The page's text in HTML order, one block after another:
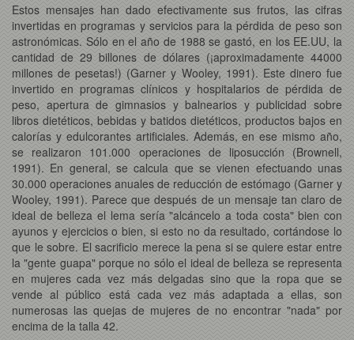
Estos mensajes han dado efectivamente sus frutos, las cifras
invertidas en programas y servicios para la pérdida de peso son
astronómicas. Sólo en el año de 1988 se gastó, en los EE.UU, la
cantidad de 29 billones de dólares (¡aproximadamente 44000
millones de pesetas!) (Garner y Wooley, 1991). Este dinero fue
invertido en programas clínicos y hospitalarios de pérdida de
peso, apertura de gimnasios y balnearios y publicidad sobre
libros dietéticos, bebidas y batidos dietéticos, productos bajos en
calorías y edulcorantes artificiales. Además, en ese mismo año,
se realizaron 101.000 operaciones de liposucción (Brownell,
1991). En general, se calcula que se vienen efectuando unas
30.000 operaciones anuales de reducción de estómago (Garner y
Wooley, 1991). Parece que después de un mensaje tan claro de
ideal de belleza el lema sería "alcáncelo a toda costa" bien con
ayunos y ejercicios o bien, si esto no da resultado, cortándose lo
que le sobre. El sacrificio merece la pena si se quiere estar entre
la "gente guapa" porque no sólo el ideal de belleza se representa
en mujeres cada vez más delgadas sino que la ropa que se
vende al público está cada vez más adaptada a ellas, son
numerosas las quejas de mujeres de no encontrar "nada" por
encima de la talla 42.